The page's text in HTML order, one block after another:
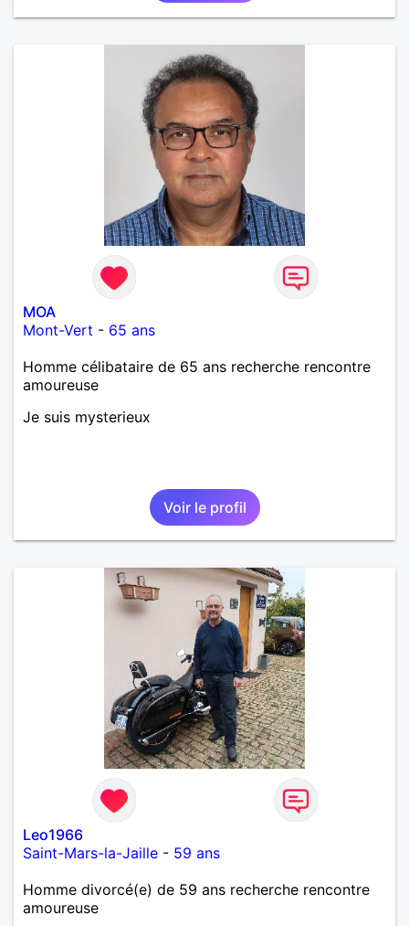
MOA
Mont-Vert - 65 ans
Homme célibataire de 65 ans recherche rencontre
amoureuse
Je suis mysterieux
Voir le profil
Leo1966
Saint-Mars-la-Jaille - 59 ans
Homme divorcé(e) de 59 ans recherche rencontre
amoureuse